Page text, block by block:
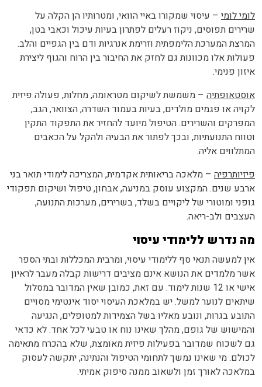
לומי לומי – עיסוי שמקורו באיי הוואי, ומטרותיו הן הקלה על
שרירים תפוסים, ניקוז רעלים לפתרון בעיות עיכול וכאבי בטן,
המרצת המערכת הלימפתית וזרימת אנרגיות ודם בין הגפיים והלב.
פעולות אלו מכוונות גם לחזק את החיבור בין הרוח והגוף ליצירת
איזון פנימי.
אוסטאופתיה – משמשת לשיקום מטראומה, מחלות, פעולה פיזית
לקויה או פגמים מולדים, בעיות בעמוד השדרה, הצוואר, הגב,
המפרקים והשרירים. הטיפול מיועד להחזיר את התפקוד התקין
וטווח התנועתיות, ובכך לפתור את הבעיה ולהקל על הכאבים
המתלווים אליה.
פיזיותרפיה – מלאכה בריאותית אקדמית, המצריכה לימודי תואר בני
ארבע שנים. המקצוע עוסק במניעה, אבחון, טיפול ושיקום תפקודי
גופני ומוטורי של ליקויים בשלד, בשרירים, מערכות התנועה,
העצבים ולב-ריאה.
מה נדרש ללימודי עיסוי
אין למעשה תנאי סף ללימודי עיסוי, ומרבית המכללות ובתי הספר
אשר מלמדים את הנושא אינם מציבים דרישות קבלה מעבר לראיון
אישי או 12 שנות לימוד. עם זאת, כמובן שאין המדובר במסלול
שיתאים לנוער למשל. יש במלאכת העיסוי יסוד אינטימי מסויים
התובע בגרות, ונובע מאליו בשל הצמידות למטופלים, הנגיעה
והמישוש של גופם, מהלך שאינו נוח או טבעי לכל אחד. לא כדאי
גם לשכוח שמדובר בפעילות פיזית מאומצת, שלא בהכרח מתאימה
לכולם. מי שאינו נמשך לתחומי הטיפול והנתינה, יתקשה לעסוק
במלאכה לאורך זמן ולשאוב ממנה סיפוק אמיתי.